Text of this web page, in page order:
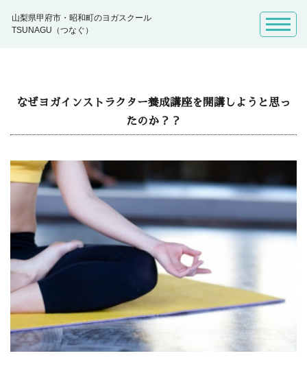
山梨県甲府市・昭和町のヨガスクール
TSUNAGU（つなぐ）
なぜヨガインストラクター養成講座を開講しようと思っ
たのか？？